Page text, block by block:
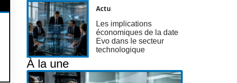
Actu
Les implications
économiques de la date
Evo dans le secteur
technologique
À la une